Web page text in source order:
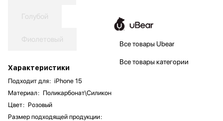
Голубой
Фиолетовый
Характеристики
Подходит для: iPhone 15
Материал : Поликарбонат\Силикон
Цвет: Розовый
Размер подходящей продукции:
Все товары Ubear
Все товары категории